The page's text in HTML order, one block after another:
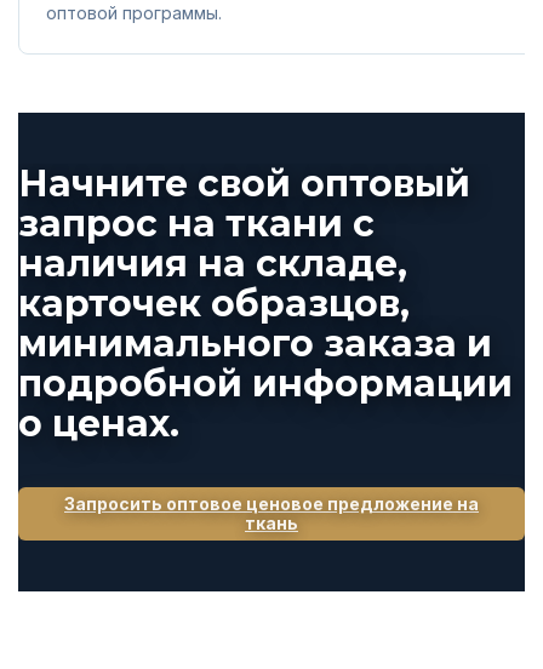
оптовой программы.
Начните свой оптовый
запрос на ткани с
наличия на складе,
карточек образцов,
минимального заказа и
подробной информации
о ценах.
Запросить оптовое ценовое предложение на
ткань